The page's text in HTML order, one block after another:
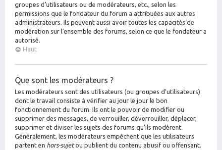
groupes d’utilisateurs ou de modérateurs, etc., selon les
permissions que le fondateur du forum a attribuées aux autres
administrateurs. Ils peuvent aussi avoir toutes les capacités de
modération sur l’ensemble des forums, selon ce que le fondateur a
autorisé.
Haut
Que sont les modérateurs ?
Les modérateurs sont des utilisateurs (ou groupes d’utilisateurs)
dont le travail consiste à vérifier au jour le jour le bon
fonctionnement du forum. Ils ont le pouvoir de modifier ou
supprimer des messages, de verrouiller, déverrouiller, déplacer,
supprimer et diviser les sujets des forums qu’ils modèrent.
Généralement, les modérateurs empêchent que les utilisateurs
partent en hors-sujetou publient du contenu abusif ou offensant.